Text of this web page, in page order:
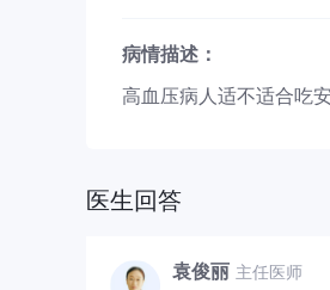
病情描述：
高血压病人适不适合吃
医生回答
袁俊丽 主任医师